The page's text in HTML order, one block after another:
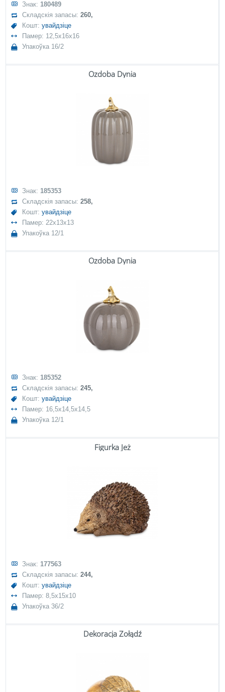
Знак: 180489
Складскія запасы:260,
Кошт:увайдзіце
Памер: 12,5x16x16
Упакоўка 16/2
Ozdoba Dynia
Знак: 185353
Складскія запасы:258,
Кошт:увайдзіце
Памер: 22x13x13
Упакоўка 12/1
Ozdoba Dynia
Знак: 185352
Складскія запасы:245,
Кошт:увайдзіце
Памер: 16,5x14,5x14,5
Упакоўка 12/1
Figurka Jeż
Знак: 177563
Складскія запасы:244,
Кошт:увайдзіце
Памер: 8,5x15x10
Упакоўка 36/2
Dekoracja Żołądź